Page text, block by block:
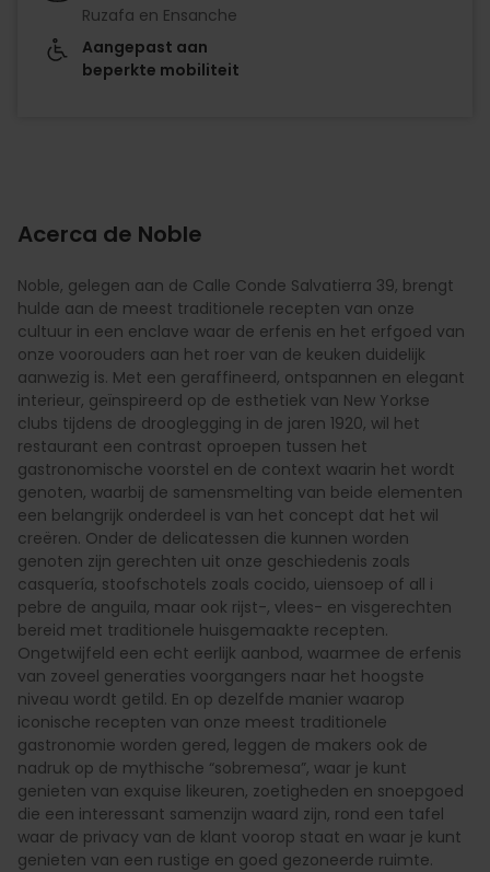
Ruzafa en Ensanche
Aangepast aan
beperkte mobiliteit
Acerca de Noble
Noble, gelegen aan de Calle Conde Salvatierra 39, brengt
hulde aan de meest traditionele recepten van onze
cultuur in een enclave waar de erfenis en het erfgoed van
onze voorouders aan het roer van de keuken duidelijk
aanwezig is. Met een geraffineerd, ontspannen en elegant
interieur, geïnspireerd op de esthetiek van New Yorkse
clubs tijdens de drooglegging in de jaren 1920, wil het
restaurant een contrast oproepen tussen het
gastronomische voorstel en de context waarin het wordt
genoten, waarbij de samensmelting van beide elementen
een belangrijk onderdeel is van het concept dat het wil
creëren. Onder de delicatessen die kunnen worden
genoten zijn gerechten uit onze geschiedenis zoals
casquería, stoofschotels zoals cocido, uiensoep of all i
pebre de anguila, maar ook rijst-, vlees- en visgerechten
bereid met traditionele huisgemaakte recepten.
Ongetwijfeld een echt eerlijk aanbod, waarmee de erfenis
van zoveel generaties voorgangers naar het hoogste
niveau wordt getild. En op dezelfde manier waarop
iconische recepten van onze meest traditionele
gastronomie worden gered, leggen de makers ook de
nadruk op de mythische “sobremesa”, waar je kunt
genieten van exquise likeuren, zoetigheden en snoepgoed
die een interessant samenzijn waard zijn, rond een tafel
waar de privacy van de klant voorop staat en waar je kunt
genieten van een rustige en goed gezoneerde ruimte.